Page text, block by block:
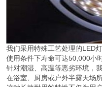
我们采用特殊工艺处理的LED
使用条件下寿命可达50,000小
针对潮湿、高温等恶劣环境，
在浴室、厨房或户外半露天场